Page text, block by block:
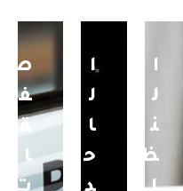
ا
ل
ن
ظ
ا
ل
ا
ح
ص
ف
ق
ا